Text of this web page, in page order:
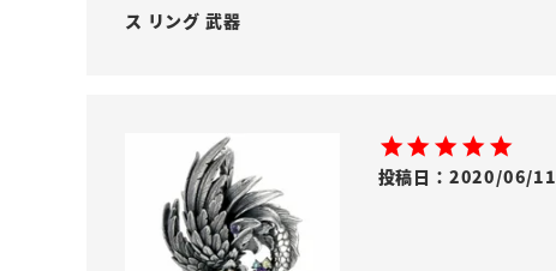
ス リング 武器
投稿日 2020/06/11